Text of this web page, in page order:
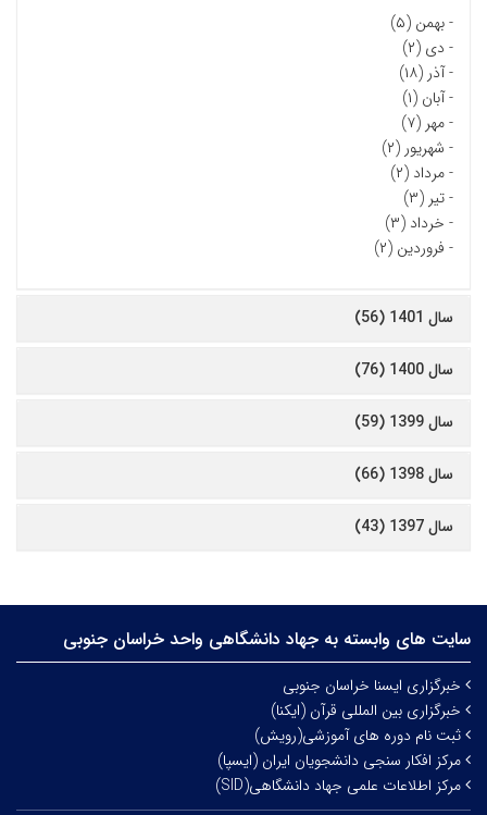
-بهمن (۵)
- دی (۲)
-آذر (۱۸)
-آبان (۱)
-مهر (۷)
- شهریور (۲)
-مرداد (۲)
-تیر (۳)
- خرداد (۳)
- فروردین (۲)
سال 1401 (56)
سال 1400 (76)
سال 1399 (59)
سال 1398 (66)
سال 1397 (43)
سایت های وابسته به جهاد دانشگاهی واحد خراسان جنوبی
خبرگزاری ایسنا خراسان جنوبی
خبرگزاری بین المللی قرآن (ایکنا)
ثبت نام دوره های آموزشی(رویش)
مرکز افکار سنجی دانشجویان ایران (ایسپا)
مرکز اطلاعات علمی جهاد دانشگاهی(SID)